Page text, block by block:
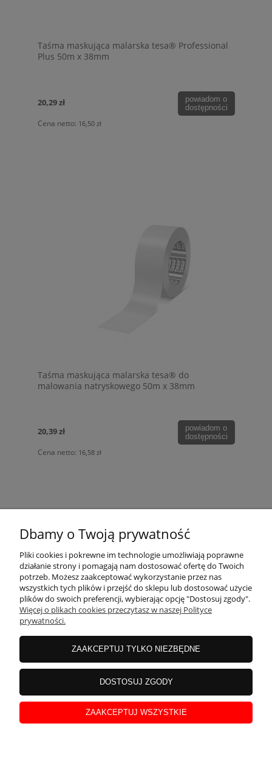
Taśma maskująca malarska tesa® Professional
Plus 50m x 38mm
20,29 zł
Cena netto: 16,50 zł
powiadom o
dostępności
Taśma maskująca malarska tesa® do
malowania natryskowego 50m x 38mm
20,39 zł
Cena netto: 16,58 zł
powiadom o
dostępności
Taśma maskująca malarska na zewnątrz
odporna na UV tesa® 14 DNI 50m x 25mm
Dbamy o Twoją prywatność
Pliki cookies i pokrewne im technologie umożliwiają poprawne
działanie strony i pomagają nam dostosować ofertę do Twoich
potrzeb. Możesz zaakceptować wykorzystanie przez nas
wszystkich tych plików i przejść do sklepu lub dostosować użycie
plików do swoich preferencji, wybierając opcję "Dostosuj zgody".
Więcej o plikach cookies przeczytasz w naszej Polityce
prywatności.
ZAAKCEPTUJ TYLKO NIEZBĘDNE
DOSTOSUJ ZGODY
ZAAKCEPTUJ WSZYSTKIE